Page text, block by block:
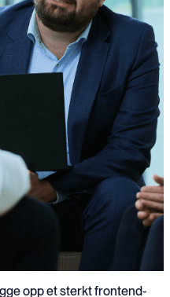
opp et sterkt frontend-